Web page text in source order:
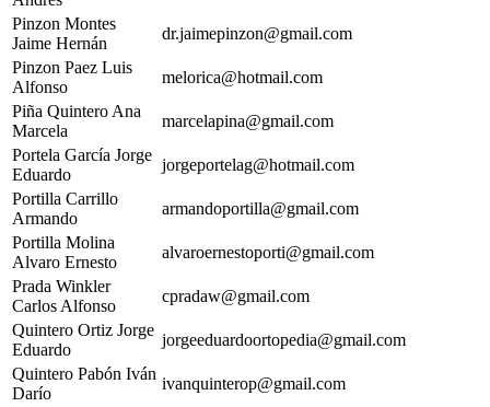
Pinzon Montes
Jaime Hernán
dr.jaimepinzon@gmail.com
Pinzon Paez Luis
Alfonso
melorica@hotmail.com
Piña Quintero Ana
Marcela
marcelapina@gmail.com
Portela García Jorge
Eduardo
jorgeportelag@hotmail.com
Portilla Carrillo
Armando
armandoportilla@gmail.com
Portilla Molina
Alvaro Ernesto
alvaroernestoporti@gmail.com
Prada Winkler
Carlos Alfonso
cpradaw@gmail.com
Quintero Ortiz Jorge
Eduardo
jorgeeduardoortopedia@gmail.com
Quintero Pabón Iván
Darío
ivanquinterop@gmail.com